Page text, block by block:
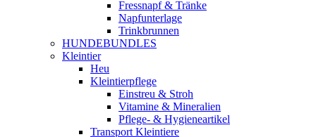
Fressnapf & Tränke
Napfunterlage
Trinkbrunnen
HUNDEBUNDLES
Kleintier
Heu
Kleintierpflege
Einstreu & Stroh
Vitamine & Mineralien
Pflege- & Hygieneartikel
Transport Kleintiere